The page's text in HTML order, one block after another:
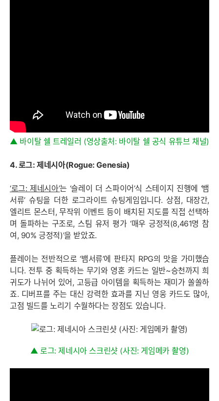
▲ 바이탈 쉘 트레일러 (영상출처: 바이탈 쉘 공식 유튜브 채널)
4. 로그: 제네시아(Rogue: Genesia)
‘로그: 제네시아’는 ‘슬레이 더 스파이어’식 스테이지 진행에 ‘뱀
서류’ 슈팅을 더한 로그라이트 슈팅게임입니다. 상점, 대장간,
엘리트 몬스터, 무작위 이벤트 등이 배치된 지도를 직접 선택하
며 돌파하는 구조로, 스팀 유저 평가 ‘매우 긍정적(8,461명 참
여, 90% 긍정적)’을 받았죠.
플레이는 전반적으로 ‘뱀서류’에 판타지 RPG의 맛을 가미했습
니다. 전투 중 획득하는 무기와 영혼 카드는 일반~승천까지 희
귀도가 나뉘어 있어, 고등급 아이템을 획득하는 재미가 쏠쏠하
죠. 디버프를 주는 대신 강력한 효과를 지닌 영웅 카드도 많아,
고점 빌드를 노리기 수월하다는 장점도 있습니다.
▲ 로그: 제네시아 스크린샷 (사진: 게임메카 촬영)